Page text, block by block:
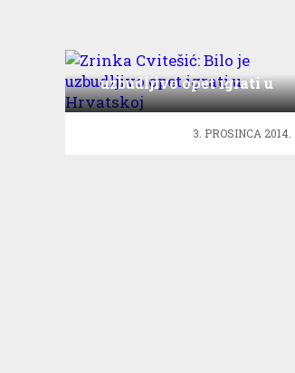
Zrinka Cvitešić: Bilo je
uzbudljivo opet igrati u
Hrvatskoj
3. PROSINCA 2014.